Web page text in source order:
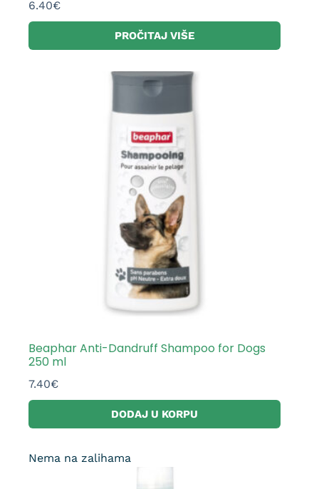
6.40€
PROČITAJ VIŠE
Beaphar Anti-Dandruff Shampoo for Dogs
250 ml
7.40€
DODAJ U KORPU
Nema na zalihama